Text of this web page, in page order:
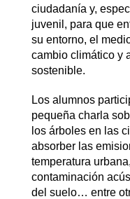
ciudadanía y,
juvenil, para que
su entorno, el
cambio climático y
sostenible.
Los alumnos
pequeña charla
los árboles en las
absorber las
temperatura
contaminación
del suelo… entre